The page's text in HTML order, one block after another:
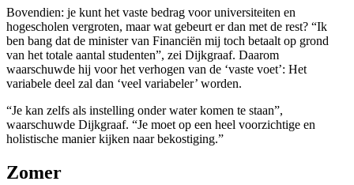
Bovendien: je kunt het vaste bedrag voor universiteiten en
hogescholen vergroten, maar wat gebeurt er dan met de rest? “Ik
ben bang dat de minister van Financiën mij toch betaalt op grond
van het totale aantal studenten”, zei Dijkgraaf. Daarom
waarschuwde hij voor het verhogen van de ‘vaste voet’: Het
variabele deel zal dan ‘veel variabeler’ worden.
“Je kan zelfs als instelling onder water komen te staan”,
waarschuwde Dijkgraaf. “Je moet op een heel voorzichtige en
holistische manier kijken naar bekostiging.”
Zomer